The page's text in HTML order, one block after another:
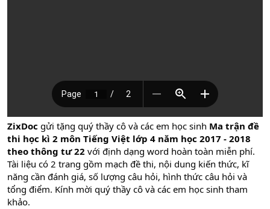
ZixDoc gửi tặng quý thầy cô và các em học sinh Ma trận đề
thi học kì 2 môn Tiếng Việt lớp 4 năm học 2017 - 2018
theo thông tư 22 với định dạng word hoàn toàn miễn phí.
Tài liệu có 2 trang gồm mạch đề thi, nội dung kiến thức, kĩ
năng cần đánh giá, số lượng câu hỏi, hình thức câu hỏi và
tổng điểm. Kính mời quý thầy cô và các em học sinh tham
khảo.